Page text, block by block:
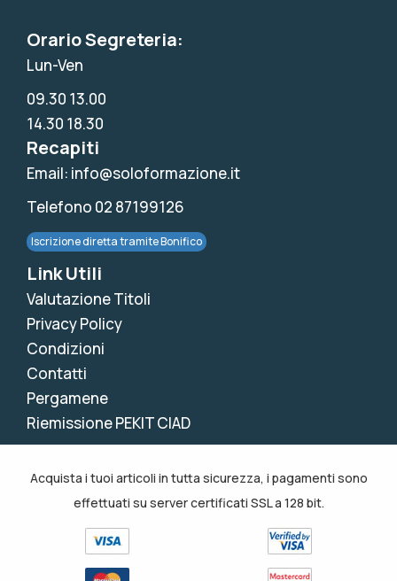
Orario Segreteria:
Lun-Ven
09.30 13.00
14.30 18.30
Recapiti
Email: info@soloformazione.it
Telefono 02 87199126
Iscrizione diretta tramite Bonifico
Link Utili
Valutazione Titoli
Privacy Policy
Condizioni
Contatti
Pergamene
Riemissione PEKIT CIAD
Acquista i tuoi articoli in tutta sicurezza, i pagamenti sono
effettuati su server certificati SSL a 128 bit.